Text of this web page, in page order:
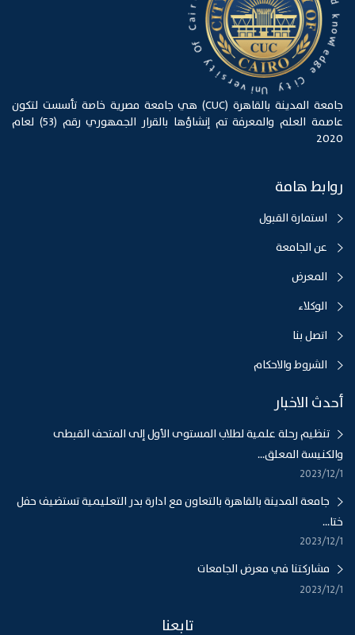
C
i
t
y
n
i
v
e
r
s
i
t
y
O
f
a
i
r
o k
n
o
w
l
e
d
g
e
جامعة المدينة بالقاهرة (CUC) هي جامعة مصرية خاصة تأسست لتكون
عاصمة العلم والمعرفة تم إنشاؤها بالقرار الجمهوري رقم (53) لعام
2020
روابط هامة
استمارة القبول
عن الجامعة
المعرض
الوكلاء
اتصل بنا
الشروط والاحكام
أحدث الاخبار
تنظيم رحلة علمية لطلاب المستوى الأول إلى المتحف القبطى
والكنيسة المعلق...
1‏‏/12‏‏/2023
جامعة المدينة بالقاهرة بالتعاون مع ادارة بدر التعليمية تستضيف حفل
ختا...
1‏‏/12‏‏/2023
مشاركتنا في معرض الجامعات
1‏‏/12‏‏/2023
تابعنا